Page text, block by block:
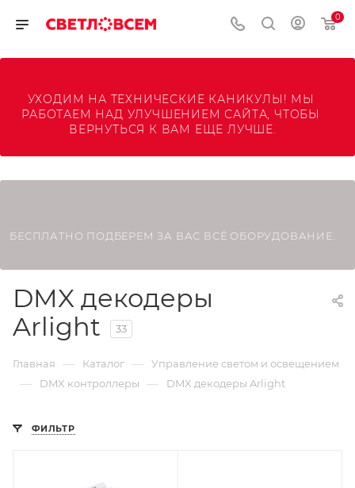
0
УХОДИМ НА ТЕХНИЧЕСКИЕ КАНИКУЛЫ! МЫ
РАБОТАЕМ НАД УЛУЧШЕНИЕМ САЙТА, ЧТОБЫ
ВЕРНУТЬСЯ К ВАМ ЕЩЕ ЛУЧШЕ.
БЕСПЛАТНО ПОДБЕРЕМ ЗА ВАС ВСЁ ОБОРУДОВАНИЕ.
DMX декодеры
Arlight
33
Главная — Каталог — Управление светом и освещением
— DMX контроллеры — DMX декодеры Arlight
ФИЛЬТР